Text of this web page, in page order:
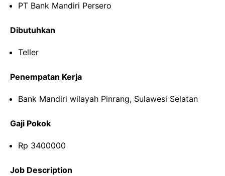
PT Bank Mandiri Persero
Dibutuhkan
Teller
Penempatan Kerja
Bank Mandiri wilayah Pinrang, Sulawesi Selatan
Gaji Pokok
Rp 3400000
Job Description